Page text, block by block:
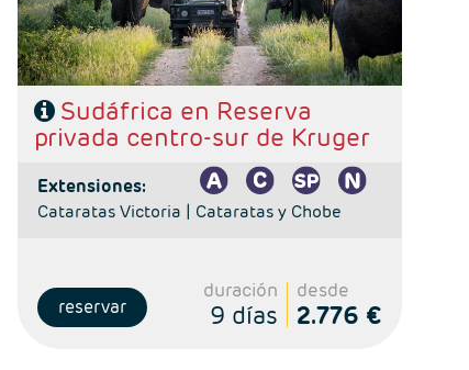
Sudáfrica en Reserva
privada centro-sur de Kruger
extensiones:
Cataratas Victoria | Cataratas y Chobe
reservar
duración
9 días
desde
2.776 €